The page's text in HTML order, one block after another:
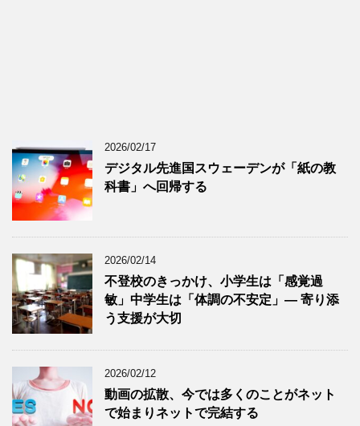
2026/02/17
デジタル先進国スウェーデンが「紙の教
科書」へ回帰する
2026/02/14
不登校のきっかけ、小学生は「感覚過
敏」中学生は「体調の不安定」― 寄り添
う支援が大切
2026/02/12
動画の拡散、今では多くのことがネット
で始まりネットで完結する